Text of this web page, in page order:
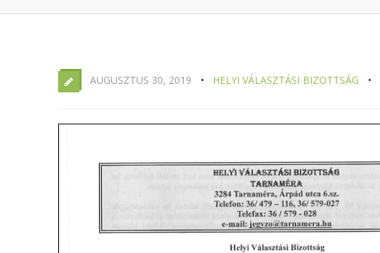
AUGUSZTUS 30, 2019 HELYI VÁLASZTÁSI BIZOTTSÁG